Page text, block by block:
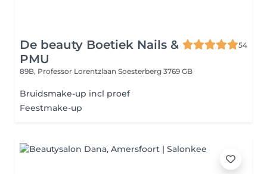
De beauty Boetiek Nails &
PMU
54
89B, Professor Lorentzlaan Soesterberg 3769 GB
Bruidsmake-up incl proef
Feestmake-up